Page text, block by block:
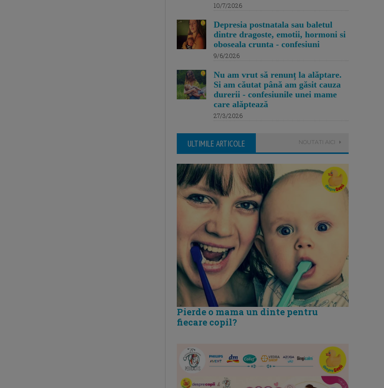
10/7/2026
Depresia postnatala sau baletul
dintre dragoste, emotii, hormoni si
oboseala crunta - confesiuni
9/6/2026
Nu am vrut să renunț la alăptare.
Si am căutat până am găsit cauza
durerii - confesiunile unei mame
care alăptează
27/3/2026
ULTIMILE ARTICOLE NOUTATI AICI
Pierde o mama un dinte pentru
fiecare copil?